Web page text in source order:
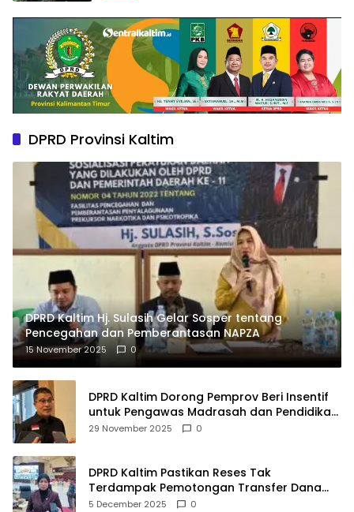
DPRD Provinsi Kaltim
DPRD Kaltim Hj. Sulasih Gelar Sosper tentang
Pencegahan dan Pemberantasan NAPZA
15 November 2025 0
DPRD Kaltim Dorong Pemprov Beri Insentif
untuk Pengawas Madrasah dan Pendidikan
Agama
29 November 2025 0
DPRD Kaltim Pastikan Reses Tak
Terdampak Pemotongan Transfer Dana
Pusat
5 December 2025 0